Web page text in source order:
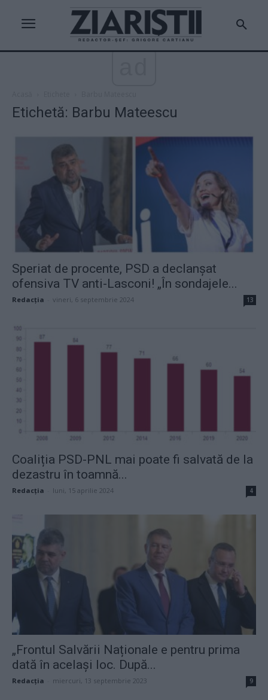
Etichetă: Barbu Mateescu
Speriat de procente, PSD a declanșat
ofensiva TV anti-Lasconi! „În sondajele...
Redacţia vineri, 6 septembrie 2024 13
Coaliția PSD-PNL mai poate fi salvată de la
dezastru în toamnă...
Redacţia luni, 15 aprilie 2024 4
„Frontul Salvării Naționale e pentru prima
dată în același loc. După...
Redacţia miercuri, 13 septembrie 2023 9